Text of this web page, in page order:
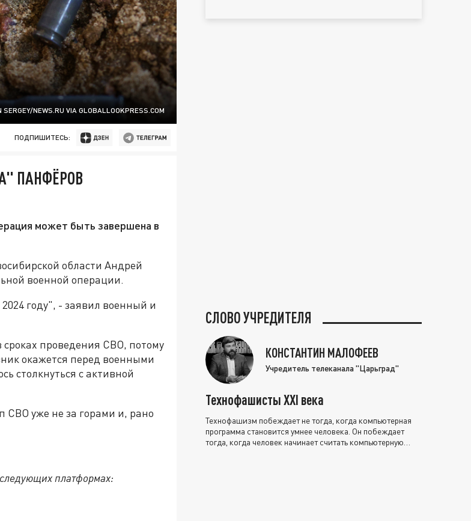
NEWS.RU VIA GLOBALLOOKPRESS.COM
ПОДПИШИТЕСЬ:
ПАНФЁРОВ
может быть завершена в
области Андрей
военной операции.
году", - заявил военный и
проведения СВО, потому
окажется перед военными
столкнуться с активной
СВО уже не за горами и, рано
платформах:
СЛОВО УЧРЕДИТЕЛЯ
КОНСТАНТИН МАЛОФЕЕВ
Учредитель телеканала "Царьград"
Технофашисты XXI века
Технофашизм побеждает не тогда, когда компьютерная
программа становится умнее человека. Он побеждает
тогда, когда человек начинает считать компьютерную